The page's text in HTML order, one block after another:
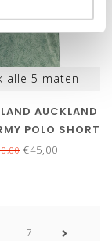
alle 5 maten
AUCKLAND
POLO SHORT
OLIJFGROEN
€45,00
7